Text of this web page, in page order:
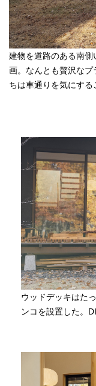
建物を道路のある南
画。なんとも贅沢な
ちは車通りを気にする
ウッドデッキはた
ンコを設置した。